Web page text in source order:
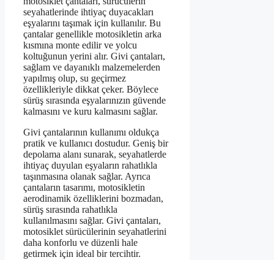
seyahatlerinde ihtiyaç duyacakları
eşyalarını taşımak için kullanılır. Bu
çantalar genellikle motosikletin arka
kısmına monte edilir ve yolcu
koltuğunun yerini alır. Givi çantaları,
sağlam ve dayanıklı malzemelerden
yapılmış olup, su geçirmez
özellikleriyle dikkat çeker. Böylece
sürüş sırasında eşyalarınızın güvende
kalmasını ve kuru kalmasını sağlar.
Givi çantalarının kullanımı oldukça
pratik ve kullanıcı dostudur. Geniş bir
depolama alanı sunarak, seyahatlerde
ihtiyaç duyulan eşyaların rahatlıkla
taşınmasına olanak sağlar. Ayrıca
çantaların tasarımı, motosikletin
aerodinamik özelliklerini bozmadan,
sürüş sırasında rahatlıkla
kullanılmasını sağlar. Givi çantaları,
motosiklet sürücülerinin seyahatlerini
daha konforlu ve düzenli hale
getirmek için ideal bir tercihtir.